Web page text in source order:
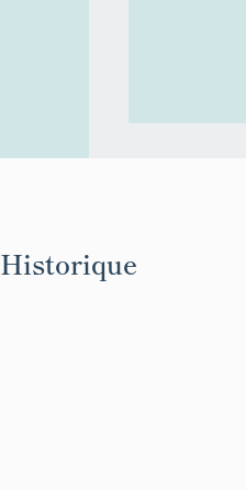
Historique